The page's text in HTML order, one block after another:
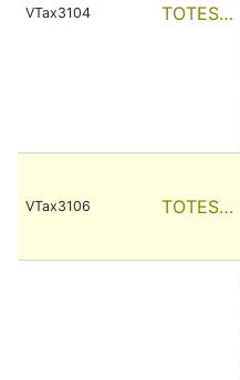
VTax3104 TOTES…
VTax3106 TOTES…